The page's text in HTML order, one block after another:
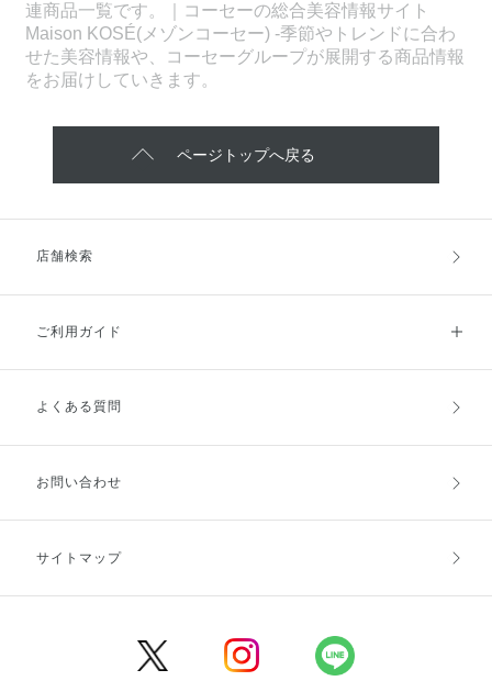
連商品一覧です。｜コーセーの総合美容情報サイト
Maison KOSÉ(メゾンコーセー) -季節やトレンドに合わ
せた美容情報や、コーセーグループが展開する商品情報
をお届けしていきます。
ページトップへ戻る
店舗検索
ご利用ガイド
ご利用ガイドトップ
お支払方法
キャンセル・返品・交換
よくある質問
お問い合わせ
サイトマップ